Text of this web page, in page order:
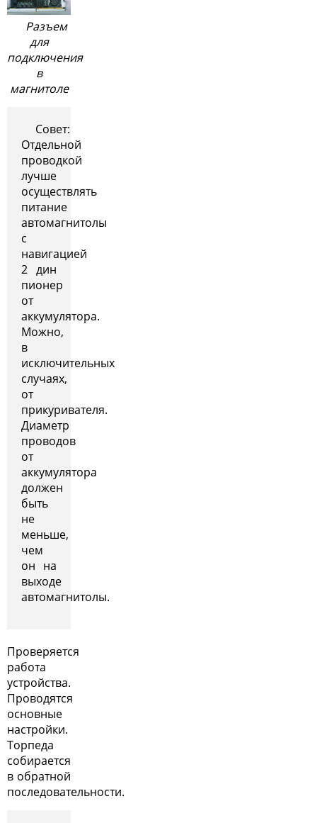
Разъем
для
подключения
в
магнитоле
Совет:
Отдельной
проводкой
лучше
осуществлять
питание
автомагнитолы
с
навигацией
2 дин
пионер
от
аккумулятора.
Можно,
в
исключительных
случаях,
от
прикуривателя.
Диаметр
проводов
от
аккумулятора
должен
быть
не
меньше,
чем
он на
выходе
автомагнитолы.
Проверяется
работа
устройства.
Проводятся
основные
настройки.
Торпеда
собирается
в обратной
последовательности.